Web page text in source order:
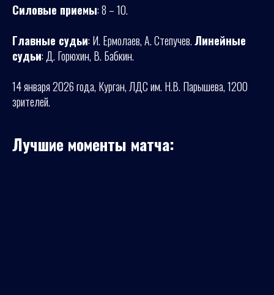
Силовые приемы: 8 – 10.
Главные судьи: И. Ермолаев, А. Степучев.Линейные
судьи: Д. Горюхин, В. Бабкин.
14 января 2026 года, Курган, ЛДС им. Н.В. Парышева, 1200
зрителей.
Лучшие моменты матча: